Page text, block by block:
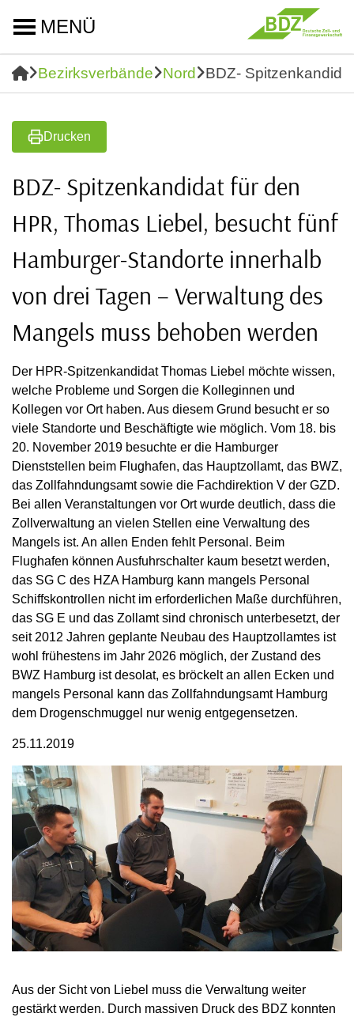
MENÜ
Bezirksverbände Nord BDZ-
Drucken
BDZ- Spitzenkandidat für den
HPR, Thomas Liebel, besucht fünf
Hamburger-Standorte innerhalb
von drei Tagen – Verwaltung des
Mangels muss behoben werden
Der HPR-Spitzenkandidat Thomas Liebel möchte wissen,
welche Probleme und Sorgen die Kolleginnen und
Kollegen vor Ort haben. Aus diesem Grund besucht er so
viele Standorte und Beschäftigte wie möglich. Vom 18. bis
20. November 2019 besuchte er die Hamburger
Dienststellen beim Flughafen, das Hauptzollamt, das BWZ,
das Zollfahndungsamt sowie die Fachdirektion V der GZD.
Bei allen Veranstaltungen vor Ort wurde deutlich, dass die
Zollverwaltung an vielen Stellen eine Verwaltung des
Mangels ist. An allen Enden fehlt Personal. Beim
Flughafen können Ausfuhrschalter kaum besetzt werden,
das SG C des HZA Hamburg kann mangels Personal
Schiffskontrollen nicht im erforderlichen Maße durchführen,
das SG E und das Zollamt sind chronisch unterbesetzt, der
seit 2012 Jahren geplante Neubau des Hauptzollamtes ist
wohl frühestens im Jahr 2026 möglich, der Zustand des
BWZ Hamburg ist desolat, es bröckelt an allen Ecken und
mangels Personal kann das Zollfahndungsamt Hamburg
dem Drogenschmuggel nur wenig entgegensetzen.
25.11.2019
Aus der Sicht von Liebel muss die Verwaltung weiter
gestärkt werden. Durch massiven Druck des BDZ konnten